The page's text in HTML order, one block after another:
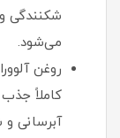
شکنندگی
می‌شود.
روغن
کاملاً
آبرسانی